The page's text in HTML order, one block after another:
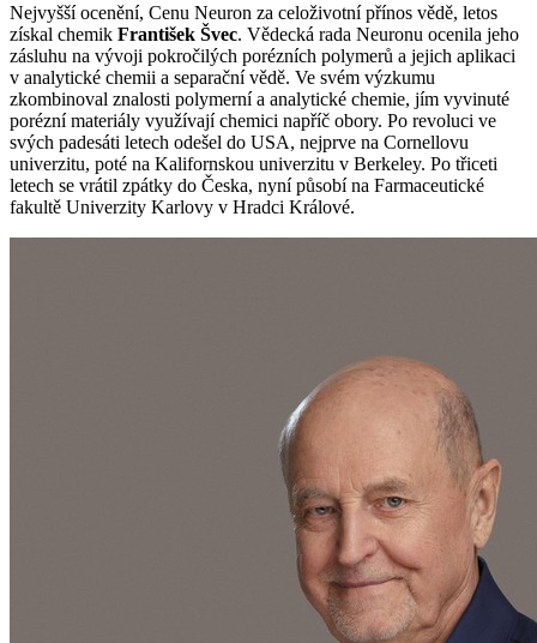
Nejvyšší ocenění, Cenu Neuron za celoživotní přínos vědě, letos
získal chemik František Švec. Vědecká rada Neuronu ocenila jeho
zásluhu na vývoji pokročilých porézních polymerů a jejich aplikaci
v analytické chemii a separační vědě. Ve svém výzkumu
zkombinoval znalosti polymerní a analytické chemie, jím vyvinuté
porézní materiály využívají chemici napříč obory. Po revoluci ve
svých padesáti letech odešel do USA, nejprve na Cornellovu
univerzitu, poté na Kalifornskou univerzitu v Berkeley. Po třiceti
letech se vrátil zpátky do Česka, nyní působí na Farmaceutické
fakultě Univerzity Karlovy v Hradci Králové.